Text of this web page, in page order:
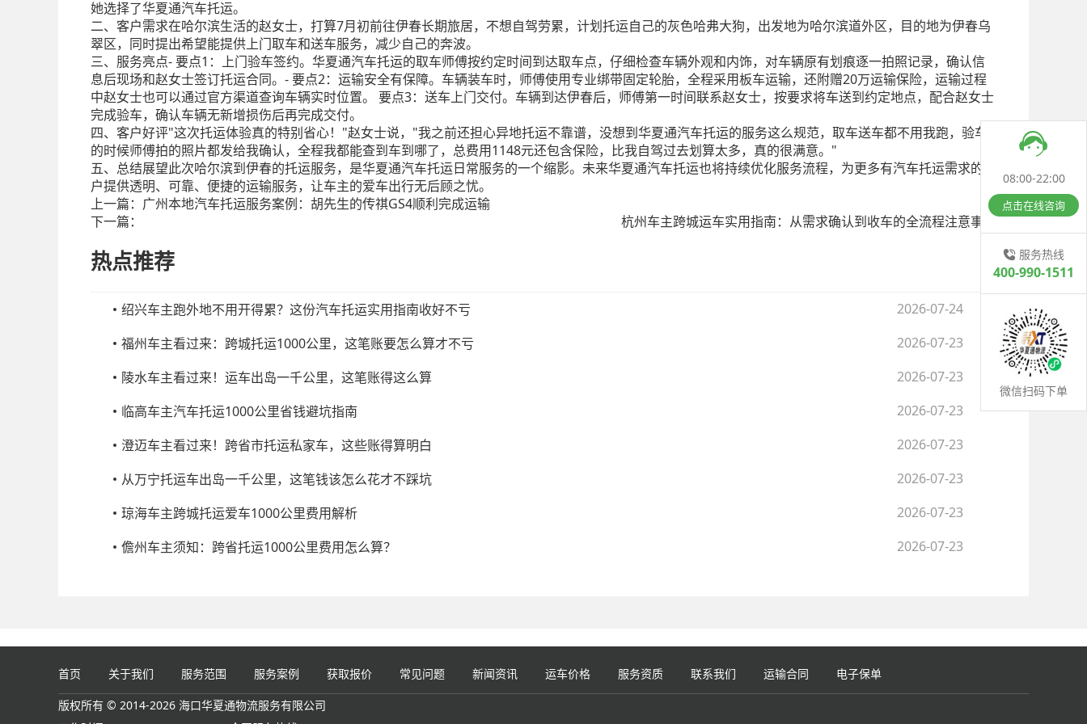
她选择了华夏通汽车托运。
二、客户需求在哈尔滨生活的赵女士，打算7月初前往伊春长期旅居，不想自驾劳累，计划托运自己的灰色哈弗大狗，出发地为哈尔滨道外区，目的地为伊春乌
翠区，同时提出希望能提供上门取车和送车服务，减少自己的奔波。
三、服务亮点- 要点1：上门验车签约。华夏通汽车托运的取车师傅按约定时间到达取车点，仔细检查车辆外观和内饰，对车辆原有划痕逐一拍照记录，确认信
息后现场和赵女士签订托运合同。- 要点2：运输安全有保障。车辆装车时，师傅使用专业绑带固定轮胎，全程采用板车运输，还附赠20万运输保险，运输过程
中赵女士也可以通过官方渠道查询车辆实时位置。 要点3：送车上门交付。车辆到达伊春后，师傅第一时间联系赵女士，按要求将车送到约定地点，配合赵女士
完成验车，确认车辆无新增损伤后再完成交付。
四、客户好评"这次托运体验真的特别省心！"赵女士说，"我之前还担心异地托运不靠谱，没想到华夏通汽车托运的服务这么规范，取车送车都不用我跑，验车
的时候师傅拍的照片都发给我确认，全程我都能查到车到哪了，总费用1148元还包含保险，比我自驾过去划算太多，真的很满意。"
五、总结展望此次哈尔滨到伊春的托运服务，是华夏通汽车托运日常服务的一个缩影。未来华夏通汽车托运也将持续优化服务流程，为更多有汽车托运需求的用
户提供透明、可靠、便捷的运输服务，让车主的爱车出行无后顾之忧。
上一篇： 广州本地汽车托运服务案例：胡先生的传祺GS4顺利完成运输
下一篇：
杭州车主跨城运车实用指南：从需求确认到收车的全流程注意事项
热点推荐
绍兴车主跑外地不用开得累？这份汽车托运实用指南收好不亏
2026-07-24
福州车主看过来：跨城托运1000公里，这笔账要怎么算才不亏
2026-07-23
陵水车主看过来！运车出岛一千公里，这笔账得这么算
2026-07-23
临高车主汽车托运1000公里省钱避坑指南
2026-07-23
澄迈车主看过来！跨省市托运私家车，这些账得算明白
2026-07-23
从万宁托运车出岛一千公里，这笔钱该怎么花才不踩坑
2026-07-23
琼海车主跨城托运爱车1000公里费用解析
2026-07-23
儋州车主须知：跨省托运1000公里费用怎么算？
2026-07-23
首页 关于我们 服务范围 服务案例 获取报价 常见问题 新闻资讯 运车价格 服务资质 联系我们 运输合同 电子保单
版权所有 © 2014-2026 海口华夏通物流服务有限公司
08:00-22:00
点击在线咨询
服务热线
400-990-1511
微信扫码下单